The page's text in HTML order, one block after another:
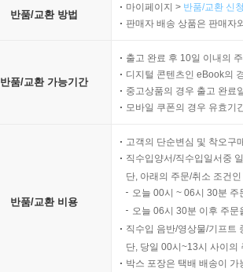
반품/교환 방법
마이페이지 > 반품/교환 신
판매자 배송 상품은 판매자
반품/교환 가능기간
출고 완료 후 10일 이내의
디지털 콘텐츠인 eBook의
중고상품의 경우 출고 완료
모바일 쿠폰의 경우 유효기
반품/교환 비용
고객의 단순변심 및 착오구
직수입양서/직수입일서중
단, 아래의 주문/취소 조건
오늘 00시 ~ 06시 30분
오늘 06시 30분 이후 주
직수입 음반/영상물/기프트
단, 당일 00시~13시 사이의
박스 포장은 택배 배송이